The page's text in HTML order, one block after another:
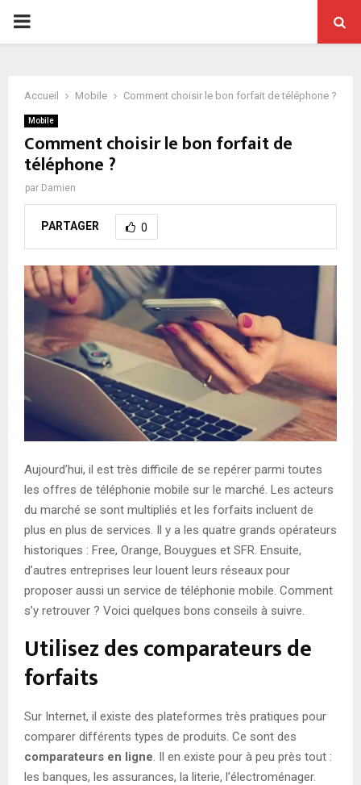
PRIMARY
Accueil Mobile Comment choisir le bon forfait de téléphone ?
Mobile
Comment choisir le bon forfait de
téléphone ?
par Damien
PARTAGER 0
Aujourd’hui, il est très difficile de se repérer parmi toutes
les offres de téléphonie mobile sur le marché. Les acteurs
du marché se sont multipliés et les forfaits incluent de
plus en plus de services. Il y a les quatre grands opérateurs
historiques : Free, Orange, Bouygues et SFR. Ensuite,
d’autres entreprises leur louent leurs réseaux pour
proposer aussi un service de téléphonie mobile. Comment
s’y retrouver ? Voici quelques bons conseils à suivre.
Utilisez des comparateurs de
forfaits
Sur Internet, il existe des plateformes très pratiques pour
comparer différents types de produits. Ce sont des
comparateurs en ligne. Il en existe pour à peu près tout :
les banques, les assurances, la literie, l’électroménager.